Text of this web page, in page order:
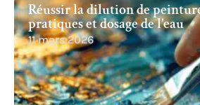
Réussir la dilution de
pratiques et dosage de l’eau
11 mars 2026